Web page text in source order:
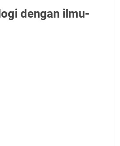
dengan ilmu-